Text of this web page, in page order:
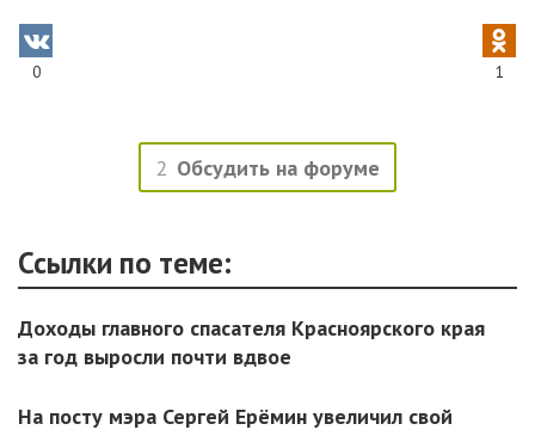
0 1
2 Обсудить на форуме
Ссылки по теме:
Доходы главного спасателя Красноярского края
за год выросли почти вдвое
На посту мэра Сергей Ерёмин увеличил свой